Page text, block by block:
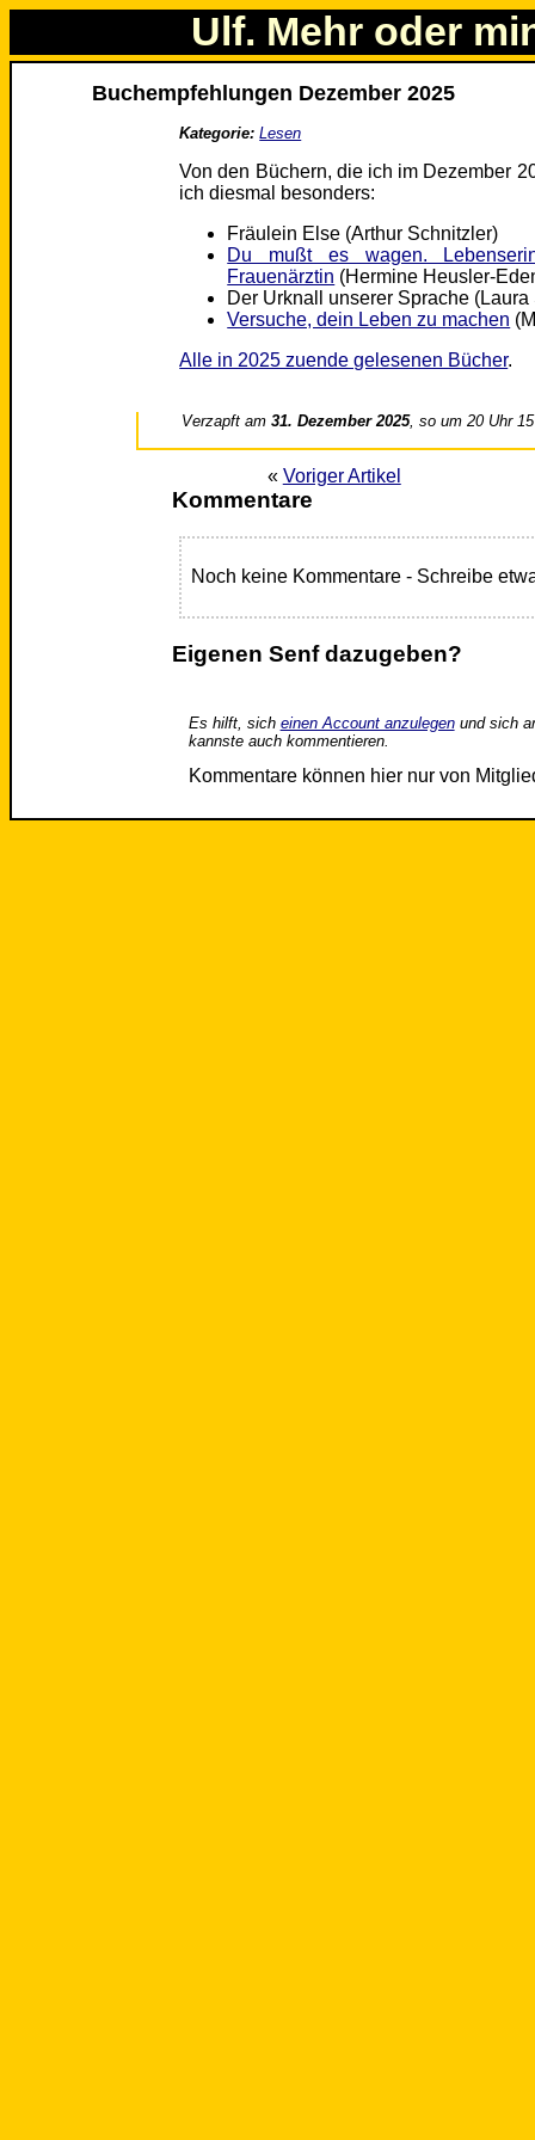
Ulf. Mehr oder
Buchempfehlungen Dezember 2025
Kategorie: Lesen
Von den Büchern, die ich im Dezember
ich diesmal besonders:
Fräulein Else (Arthur Schnitzler)
Du mußt es wagen.
Frauenärztin (Hermine Heusler-
Der Urknall unserer Sprache
Versuche, dein Leben zu machen
Alle in 2025 zuende gelesenen Bücher.
Verzapft am31. Dezember 2025, so um 20 Uhr 15
« Voriger Artikel
Kommentare
Noch keine Kommentare - Schreibe
Eigenen Senf dazugeben?
Es hilft, sich einen Account anzulegenund sich
kannste auch kommentieren.
Kommentare können hier nur von